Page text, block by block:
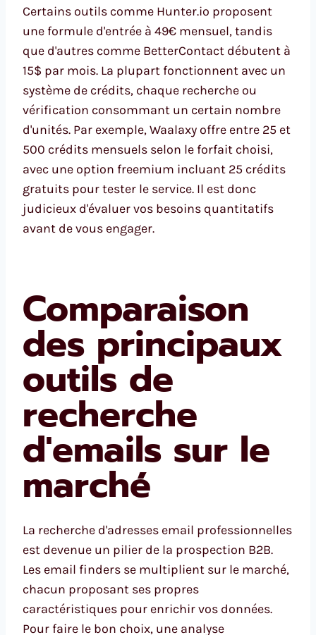
Certains outils comme Hunter.io proposent
une formule d'entrée à 49€ mensuel, tandis
que d'autres comme BetterContact débutent à
15$ par mois. La plupart fonctionnent avec un
système de crédits, chaque recherche ou
vérification consommant un certain nombre
d'unités. Par exemple, Waalaxy offre entre 25 et
500 crédits mensuels selon le forfait choisi,
avec une option freemium incluant 25 crédits
gratuits pour tester le service. Il est donc
judicieux d'évaluer vos besoins quantitatifs
avant de vous engager.
Comparaison
des principaux
outils de
recherche
d'emails sur le
marché
La recherche d'adresses email professionnelles
est devenue un pilier de la prospection B2B.
Les email finders se multiplient sur le marché,
chacun proposant ses propres
caractéristiques pour enrichir vos données.
Pour faire le bon choix, une analyse